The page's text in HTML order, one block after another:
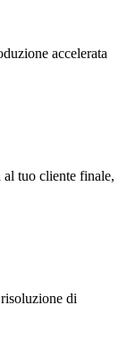
accelerata
al tuo cliente finale,
di